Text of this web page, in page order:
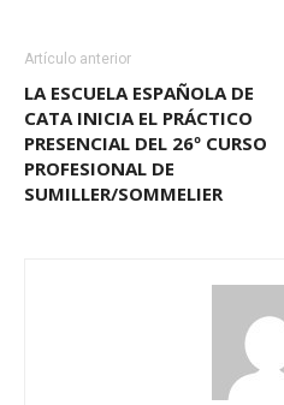
Artículo anterior
LA ESCUELA ESPAÑOLA DE
CATA INICIA EL PRÁCTICO
PRESENCIAL DEL 26º CURSO
PROFESIONAL DE
SUMILLER/SOMMELIER